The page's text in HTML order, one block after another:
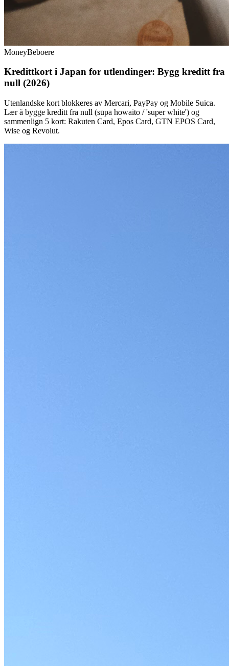
MoneyBeboere
Kredittkort i Japan for utlendinger: Bygg kreditt fra
null (2026)
Utenlandske kort blokkeres av Mercari, PayPay og Mobile Suica.
Lær å bygge kreditt fra null (sūpā howaito / 'super white') og
sammenlign 5 kort: Rakuten Card, Epos Card, GTN EPOS Card,
Wise og Revolut.